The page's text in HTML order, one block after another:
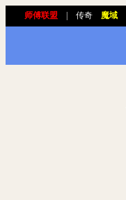
师傅联盟 传奇 魔域